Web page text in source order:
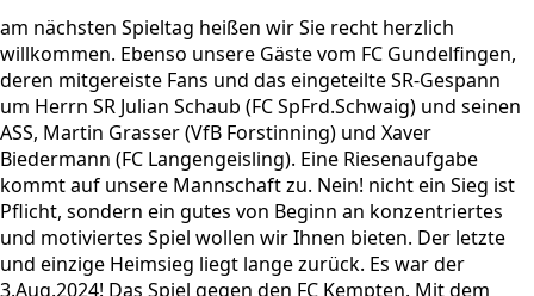
am nächsten Spieltag heißen wir Sie recht herzlich
willkommen. Ebenso unsere Gäste vom FC Gundelfingen,
deren mitgereiste Fans und das eingeteilte SR-Gespann
um Herrn SR Julian Schaub (FC SpFrd.Schwaig) und seinen
ASS, Martin Grasser (VfB Forstinning) und Xaver
Biedermann (FC Langengeisling). Eine Riesenaufgabe
kommt auf unsere Mannschaft zu. Nein! nicht ein Sieg ist
Pflicht, sondern ein gutes von Beginn an konzentriertes
und motiviertes Spiel wollen wir Ihnen bieten. Der letzte
und einzige Heimsieg liegt lange zurück. Es war der
3.Aug.2024! Das Spiel gegen den FC Kempten. Mit dem